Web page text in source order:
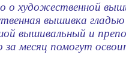
художественной
вышивка гладью
вышивальный и
месяц помогут